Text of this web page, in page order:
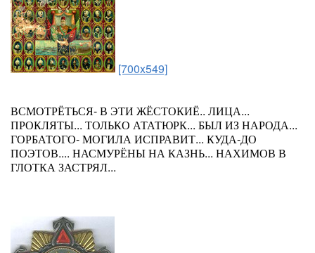
[700x549]
ВСМОТРЁТЬСЯ- В ЭТИ ЖЁСТОКИЁ.. ЛИЦА...
ПРОКЛЯТЫ... ТОЛЬКО АТАТЮРК... БЫЛ ИЗ НАРОДА...
ГОРБАТОГО- МОГИЛА ИСПРАВИТ... КУДА-ДО
ПОЭТОВ.... НАСМУРЁНЫ НА КАЗНЬ... НАХИМОВ В
ГЛОТКА ЗАСТРЯЛ...